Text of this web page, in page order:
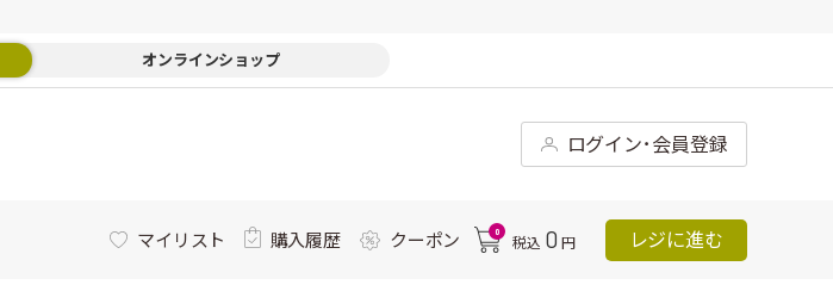
オンラインショップ
ログイン･会員登録
マイリスト 購入履歴 クーポン 0
税込 0 円 レジに進む